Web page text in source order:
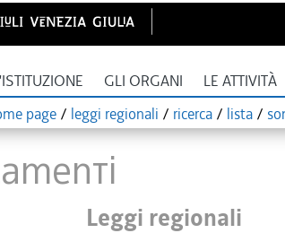
GLI ORGANI LE ATTIVITÀ
page / leggi regionali / ricerca / lista /
Leggi regionali